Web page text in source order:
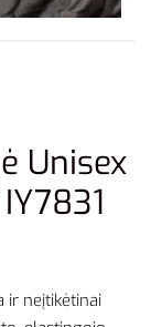
Unisex
ir neįtikėtinai